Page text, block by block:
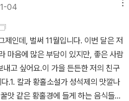
수도 한식일수도 있다. 개인적인 이야
도 삽입되어 있다. 다양한 메뉴가 소
터 시작해서 쉽게 먹지 못하는 음식들
지는 곳에서의 그녀의 외로움과 함께
식이 어울리는듯 싶다. 때로는 음식을
. 여자친구를 위해 만드는 프렌치토스
없는 토스트이지만 그녀가 깨기전 달
04
제인데, 벌써 11월입니다. 이번 달은 저
마음에 많은 부담이 있지만, 좋은 사람
내고 싶어요.이 가을 든든한 저의 친구
.1. 칼과 황홀소설가 성석제의 맛깔나
맛 같은 황홀경에 들게 하는 음식들의